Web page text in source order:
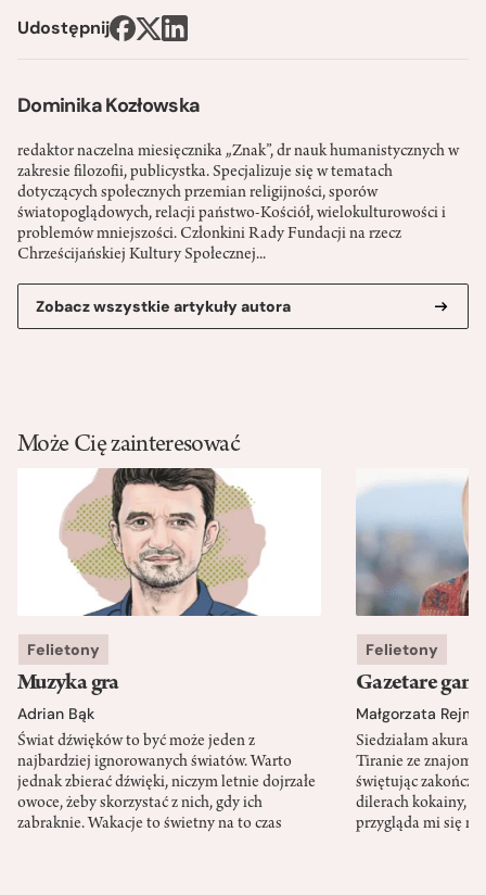
Dominika Kozłowska
redaktor naczelna miesięcznika „Znak”, dr nauk humanistycznych w
zakresie filozofii, publicystka. Specjalizuje się w tematach
dotyczących społecznych przemian religijności, sporów
światopoglądowych, relacji państwo-­Kościół, wielokulturowości i
problemów mniejszości. Członkini Rady Fundacji na rzecz
Chrześcijańskiej Kultury Społecznej...
Zobacz wszystkie artykuły autora
Udostępnij
Może Cię zainteresować
Felietony
Muzyka gra
Adrian Bąk
Świat dźwięków to być może jeden z
najbardziej ignorowanych światów. Warto
jednak zbierać dźwięki, niczym letnie dojrzałe
owoce, żeby skorzystać z nich, gdy ich
zabraknie. Wakacje to świetny na to czas
Felietony
Gazetare
Małgorzata
Siedziałam akurat
Tiranie ze
świętując
dilerach kokainy,
przygląda mi się